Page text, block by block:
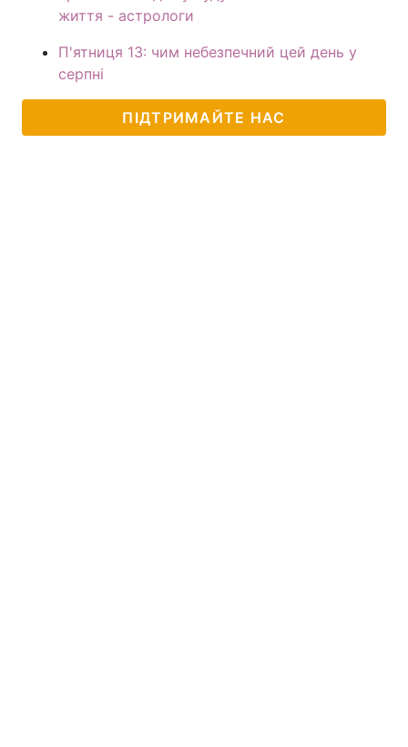
життя - астрологи
П'ятниця 13: чим небезпечний цей день у
серпні
ПІДТРИМАЙТЕ НАС